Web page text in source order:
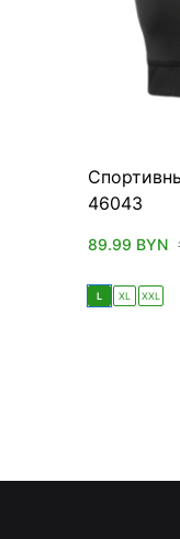
46043
89.99 BYN
L XL XXL